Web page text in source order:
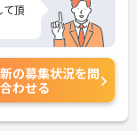
て頂
。
の募集状況を問
わせる